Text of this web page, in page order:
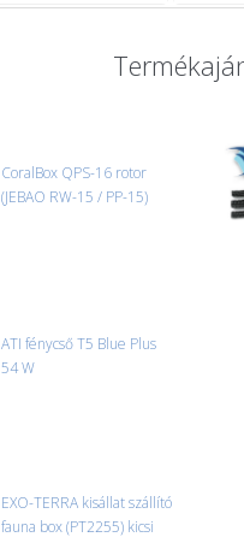
CoralBox QPS-16 rotor
(JEBAO RW-15 / PP-15)
ATI fénycső T5 Blue Plus
54 W
EXO-TERRA kisállat szállító
fauna box (PT2255) kicsi